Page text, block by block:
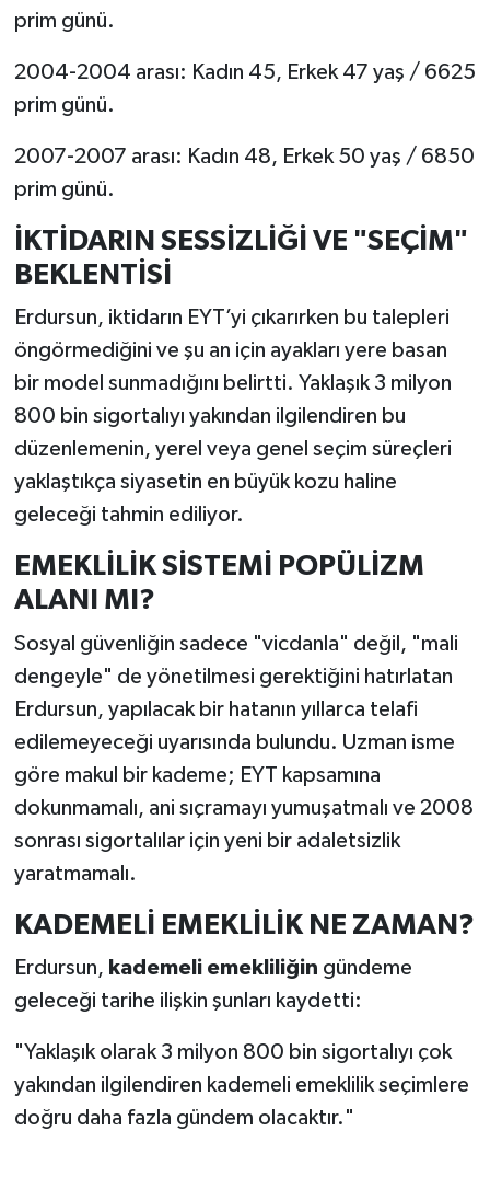
prim günü.
2004-2004 arası: Kadın 45, Erkek 47 yaş / 6625
prim günü.
2007-2007 arası: Kadın 48, Erkek 50 yaş / 6850
prim günü.
İKTİDARIN SESSİZLİĞİ VE "SEÇİM"
BEKLENTİSİ
Erdursun, iktidarın EYT’yi çıkarırken bu talepleri
öngörmediğini ve şu an için ayakları yere basan
bir model sunmadığını belirtti. Yaklaşık 3 milyon
800 bin sigortalıyı yakından ilgilendiren bu
düzenlemenin, yerel veya genel seçim süreçleri
yaklaştıkça siyasetin en büyük kozu haline
geleceği tahmin ediliyor.
EMEKLİLİK SİSTEMİ POPÜLİZM
ALANI MI?
Sosyal güvenliğin sadece "vicdanla" değil, "mali
dengeyle" de yönetilmesi gerektiğini hatırlatan
Erdursun, yapılacak bir hatanın yıllarca telafi
edilemeyeceği uyarısında bulundu. Uzman isme
göre makul bir kademe; EYT kapsamına
dokunmamalı, ani sıçramayı yumuşatmalı ve 2008
sonrası sigortalılar için yeni bir adaletsizlik
yaratmamalı.
KADEMELİ EMEKLİLİK NE ZAMAN?
Erdursun, kademeli emekliliğin gündeme
geleceği tarihe ilişkin şunları kaydetti:
"Yaklaşık olarak 3 milyon 800 bin sigortalıyı çok
yakından ilgilendi­ren kademeli emeklilik seçimlere
doğru daha fazla gündem olacaktır."